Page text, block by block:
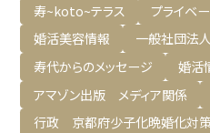
寿~koto~テラス
プライベ
婚活美容情報
一般社団法
寿代からのメッセージ
婚活
アマゾン出版 メディア関係
行政 京都府少子化晩婚化対